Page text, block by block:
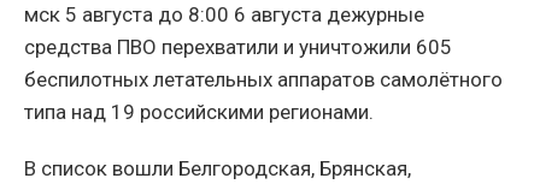
мск 5 августа до 8:00 6 августа дежурные
средства ПВО перехватили и уничтожили 605
беспилотных летательных аппаратов самолётного
типа над 19 российскими регионами.
В список вошли Белгородская, Брянская,